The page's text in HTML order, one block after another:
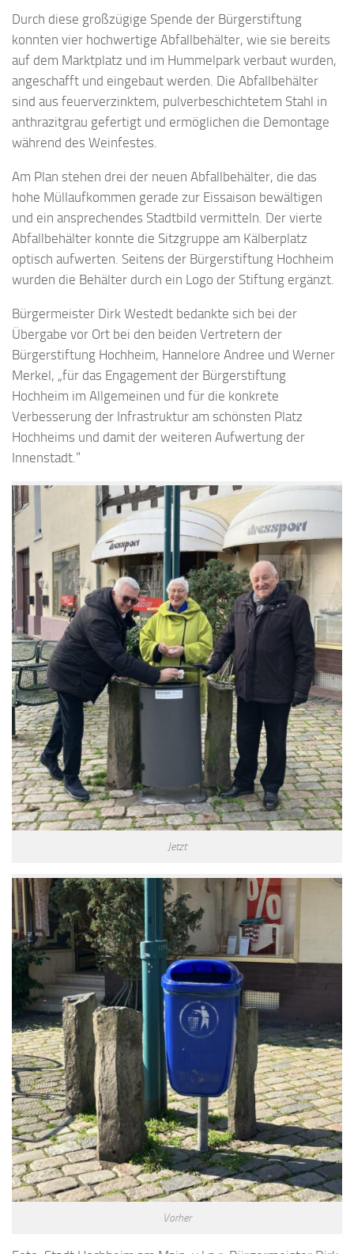
Durch diese großzügige Spende der Bürgerstiftung
konnten vier hochwertige Abfallbehälter, wie sie bereits
auf dem Marktplatz und im Hummelpark verbaut wurden,
angeschafft und eingebaut werden. Die Abfallbehälter
sind aus feuerverzinktem, pulverbeschichtetem Stahl in
anthrazitgrau gefertigt und ermöglichen die Demontage
während des Weinfestes.
Am Plan stehen drei der neuen Abfallbehälter, die das
hohe Müllaufkommen gerade zur Eissaison bewältigen
und ein ansprechendes Stadtbild vermitteln. Der vierte
Abfallbehälter konnte die Sitzgruppe am Kälberplatz
optisch aufwerten. Seitens der Bürgerstiftung Hochheim
wurden die Behälter durch ein Logo der Stiftung ergänzt.
Bürgermeister Dirk Westedt bedankte sich bei der
Übergabe vor Ort bei den beiden Vertretern der
Bürgerstiftung Hochheim, Hannelore Andree und Werner
Merkel, „für das Engagement der Bürgerstiftung
Hochheim im Allgemeinen und für die konkrete
Verbesserung der Infrastruktur am schönsten Platz
Hochheims und damit der weiteren Aufwertung der
Innenstadt.“
Jetzt
Vorher